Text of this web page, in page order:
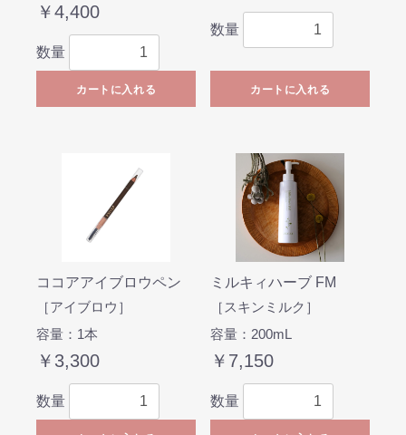
￥4,400
数量
カートに入れる
数量
カートに入れる
ココアアイブロウペン
［アイブロウ］
容量：1本
￥3,300
数量
ミルキィハーブ FM
［スキンミルク］
容量：200mL
￥7,150
数量